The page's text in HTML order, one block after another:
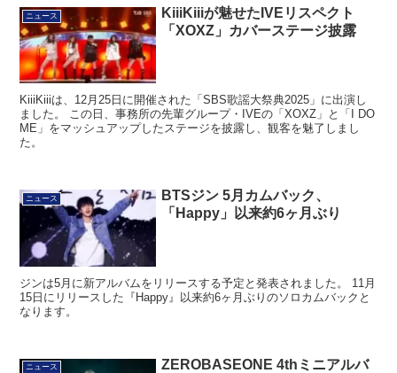
ニュース
KiiiKiiiが魅せたIVEリスペクト
「XOXZ」カバーステージ披露
KiiiKiiiは、12月25日に開催された「SBS歌謡大祭典2025」に出演し
ました。 この日、事務所の先輩グループ・IVEの「XOXZ」と「I DO
ME」をマッシュアップしたステージを披露し、観客を魅了しまし
た。
ニュース
BTSジン 5月カムバック、
「Happy」以来約6ヶ月ぶり
ジンは5月に新アルバムをリリースする予定と発表されました。 11月
15日にリリースした『Happy』以来約6ヶ月ぶりのソロカムバックと
なります。
ニュース
ZEROBASEONE 4thミニアルバ